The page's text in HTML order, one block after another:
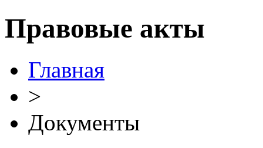
Правовые акты
Главная
>
Документы